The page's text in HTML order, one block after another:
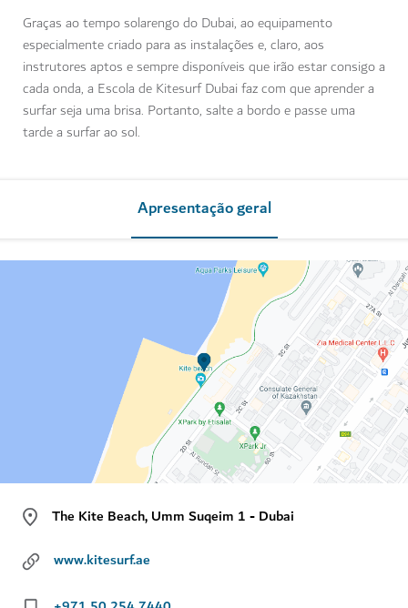
Graças ao tempo solarengo do Dubai, ao equipamento
especialmente criado para as instalações e, claro, aos
instrutores aptos e sempre disponíveis que irão estar consigo a
cada onda, a Escola de Kitesurf Dubai faz com que aprender a
surfar seja uma brisa. Portanto, salte a bordo e passe uma
tarde a surfar ao sol.
Apresentação geral
The Kite Beach, Umm Suqeim 1 - Dubai
www.kitesurf.ae